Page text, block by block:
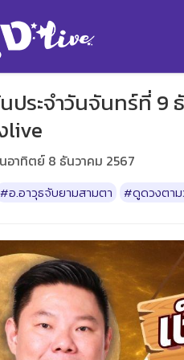
ประจำวันจันทร์ที่ 9
live
อาทิตย์ 8 ธันวาคม 2567
#อ.อาวุธจับยามสามตา #ดูดวงตาม